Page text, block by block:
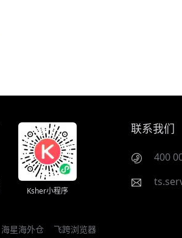
Ksher小程序
联系我们
400
海星海外仓 飞跨浏览器